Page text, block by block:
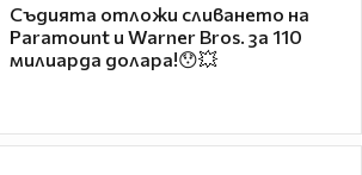
Съдията отложи сливането на
Paramount и Warner Bros. за 110
милиарда долара!😯💥